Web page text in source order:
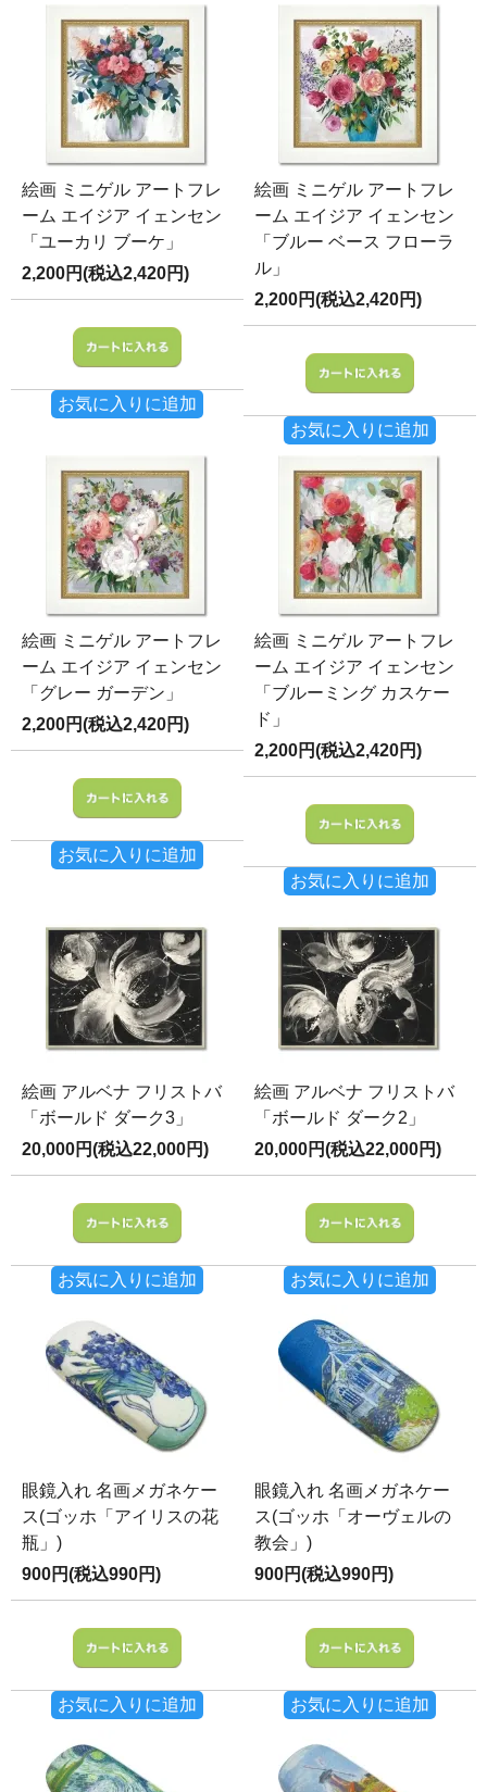
絵画 ミニゲル アートフレ
ーム エイジア イェンセン
「ユーカリ ブーケ」
2,200円(税込2,420円)
お気に入りに追加
絵画 ミニゲル アートフレ
ーム エイジア イェンセン
「ブルー ベース フローラ
ル」
2,200円(税込2,420円)
お気に入りに追加
絵画 ミニゲル アートフレ
ーム エイジア イェンセン
「グレー ガーデン」
2,200円(税込2,420円)
お気に入りに追加
絵画 ミニゲル アートフレ
ーム エイジア イェンセン
「ブルーミング カスケー
ド」
2,200円(税込2,420円)
お気に入りに追加
絵画 アルベナ フリストバ
「ボールド ダーク3」
20,000円(税込22,000円)
お気に入りに追加
絵画 アルベナ フリストバ
「ボールド ダーク2」
20,000円(税込22,000円)
お気に入りに追加
眼鏡入れ 名画メガネケー
ス(ゴッホ「アイリスの花
瓶」)
900円(税込990円)
お気に入りに追加
眼鏡入れ 名画メガネケー
ス(ゴッホ「オーヴェルの
教会」)
900円(税込990円)
お気に入りに追加